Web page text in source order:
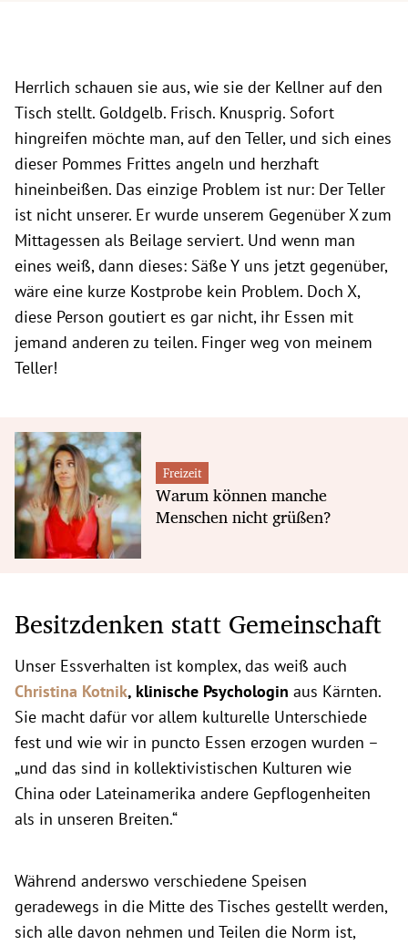
Herrlich schauen sie aus, wie sie der Kellner auf den
Tisch stellt. Goldgelb. Frisch. Knusprig. Sofort
hingreifen möchte man, auf den Teller, und sich eines
dieser Pommes Frittes angeln und herzhaft
hineinbeißen. Das einzige Problem ist nur: Der Teller
ist nicht unserer. Er wurde unserem Gegenüber X zum
Mittagessen als Beilage serviert. Und wenn man
eines weiß, dann dieses: Säße Y uns jetzt gegenüber,
wäre eine kurze Kostprobe kein Problem. Doch X,
diese Person goutiert es gar nicht, ihr Essen mit
jemand anderen zu teilen. Finger weg von meinem
Teller!
Freizeit
Warum können manche
Menschen nicht grüßen?
Besitzdenken statt Gemeinschaft
Unser Essverhalten ist komplex, das weiß auch
Christina Kotnik, klinische Psychologin aus Kärnten.
Sie macht dafür vor allem kulturelle Unterschiede
fest und wie wir in puncto Essen erzogen wurden –
„und das sind in kollektivistischen Kulturen wie
China oder Lateinamerika andere Gepflogenheiten
als in unseren Breiten.“
Während anderswo verschiedene Speisen
geradewegs in die Mitte des Tisches gestellt werden,
sich alle davon nehmen und Teilen die Norm ist,